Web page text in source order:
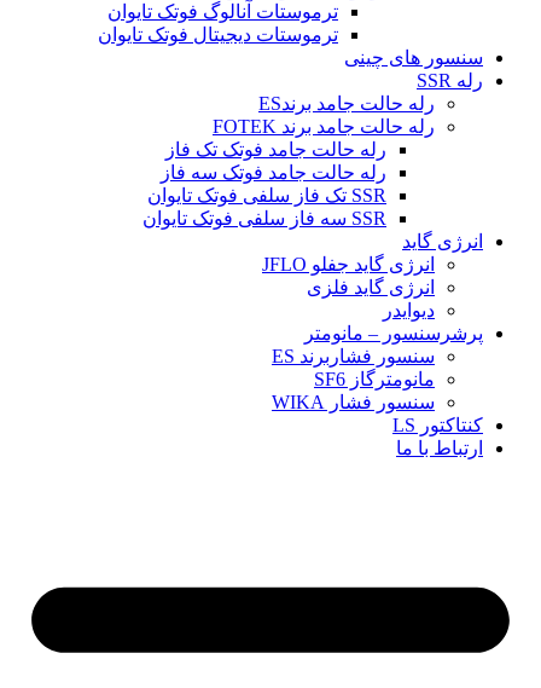
ترموستات آنالوگ فوتک تایوان
ترموستات دیجیتال فوتک تایوان
سنسور های چینی
رله SSR
رله حالت جامد برندES
رله حالت جامد برند FOTEK
رله حالت جامد فوتک تک فاز
رله حالت جامد فوتک سه فاز
SSR تک فاز سلفی فوتک تایوان
SSR سه فاز سلفی فوتک تایوان
انرژی گاید
انرژی گاید جفلو JFLO
انرژی گاید فلزی
دیوایدر
پرشرسنسور – مانومتر
سنسور فشاربرند ES
مانومترگاز SF6
سنسور فشار WIKA
کنتاکتور LS
ارتباط با ما